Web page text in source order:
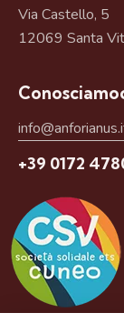
Via Castello, 5
12069 Santa
+39 0172
Questo prodotto